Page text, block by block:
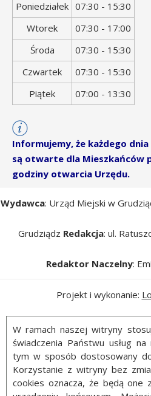
Dzień
tygodnia
Godziny
otwarcia
Poniedziałek 07:30 - 15:30
Wtorek
07:30 - 17:00
Środa
07:30 - 15:30
Czwartek
07:30 - 15:30
Piątek
07:00 - 13:30
Informujemy, że każdego
są otwarte dla Mieszkańców
godziny otwarcia Urzędu.
Wydawca: Urząd Miejski w
Grudziądz Redakcja: ul.
Redaktor Naczelny:
Projekt i wykonanie:
W ramach naszej witryny
świadczenia Państwu usług
tym w sposób dostosowany
Korzystanie z witryny bez
cookies oznacza, że będą one